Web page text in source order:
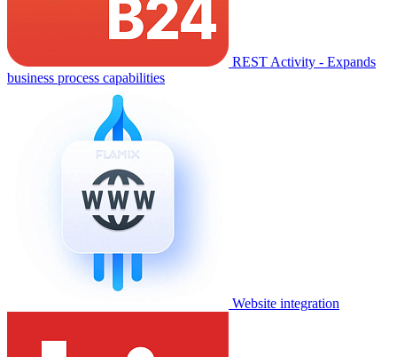
REST Activity - Expands
business process capabilities
Website integration